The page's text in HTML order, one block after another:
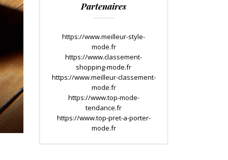
Partenaires
https://www.meilleur-style-
mode.fr
https://www.classement-
shopping-mode.fr
https://www.meilleur-classement-
mode.fr
https://www.top-mode-
tendance.fr
https://www.top-pret-a-porter-
mode.fr